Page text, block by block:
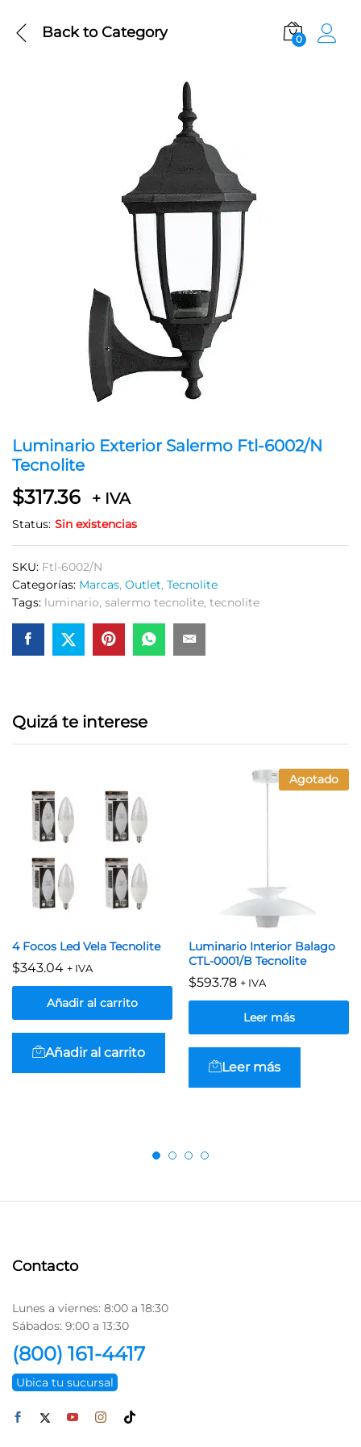
Back toCategory 0
Luminario Exterior Salermo Ftl-6002/N
Tecnolite
$317.36 + IVA
Status: Sin existencias
SKU: Ftl-6002/N
Categorías: Marcas, Outlet, Tecnolite
Tags: luminario, salermo tecnolite, tecnolite
Quizá te interese
4 Focos Led Vela Tecnolite
$343.04 + IVA
Añadir al carrito
Añadir al carrito
Agotado
Luminario Interior Balago
CTL-0001/B Tecnolite
$593.78 + IVA
Leer más
Leer más
Contacto
Lunes a viernes: 8:00 a 18:30
Sábados: 9:00 a 13:30
(800) 161-4417
Ubica tu sucursal